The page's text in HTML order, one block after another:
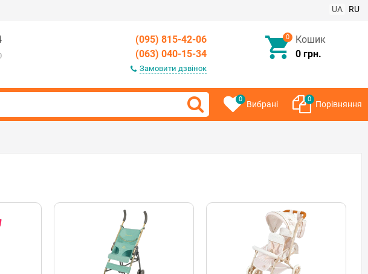
UA RU
(095) 815-42-06
(063) 040-15-34
Замовити дзвінок
0
Кошик
0 грн.
0 Вибрані 0 Порівняння